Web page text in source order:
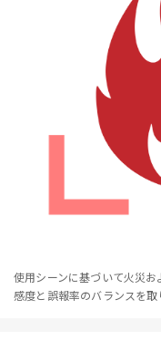
使用シーンに基づいて火災
感度と誤報率のバランスを取